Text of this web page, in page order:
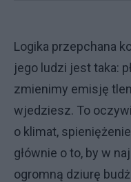
Logika przepchana
jego ludzi jest taka:
zmienimy emisję
wjedziesz. To
o klimat,
głównie o to, by w
ogromną dziurę